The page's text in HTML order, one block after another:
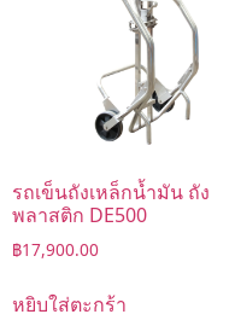
รถเข็นถังเหล็กน้ำมัน ถัง
พลาสติก DE500
฿17,900.00
หยิบใส่ตะกร้า